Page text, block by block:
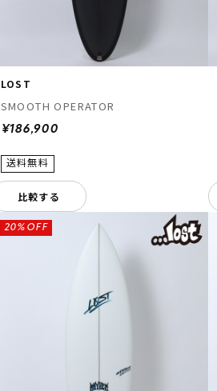
LOST
SMOOTH OPERATOR
¥186,900
比較する
20%OFF